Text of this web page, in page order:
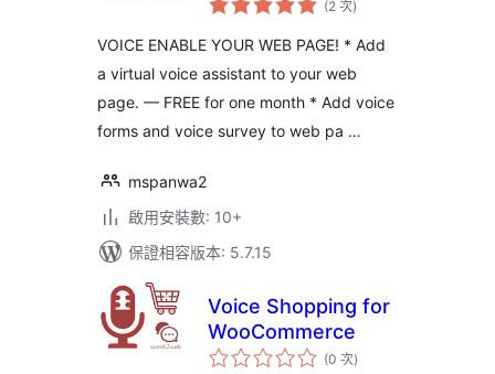
(2 次分
數
)
VOICE ENABLE YOUR WEB PAGE! * Add
a virtual voice assistant to your web
page. — FREE for one month * Add voice
forms and voice survey to web pa …
mspanwa2
啟用安裝數: 10+
保證相容版本: 5.7.15
Voice Shopping for
WooCommerce
(0 次評
分)